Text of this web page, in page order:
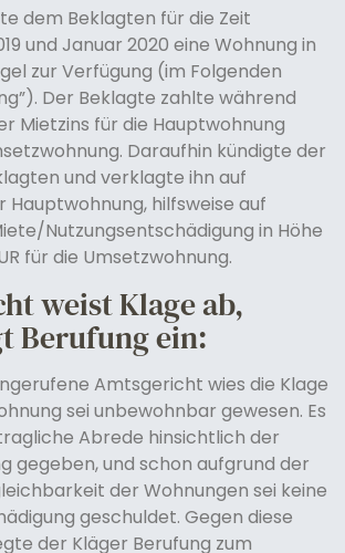
dem Beklagten für die Zeit
und Januar 2020 eine Wohnung in
zur Verfügung (im Folgenden
Der Beklagte zahlte während
Mietzins für die Hauptwohnung
Daraufhin kündigte der
und verklagte ihn auf
Hauptwohnung, hilfsweise auf
Nutzungsentschädigung in Höhe
für die Umsetzwohnung.
weist Klage ab,
Berufung ein:
Amtsgericht wies die Klage
sei unbewohnbar gewesen. Es
Abrede hinsichtlich der
gegeben, und schon aufgrund der
der Wohnungen sei keine
geschuldet. Gegen diese
der Kläger Berufung zum